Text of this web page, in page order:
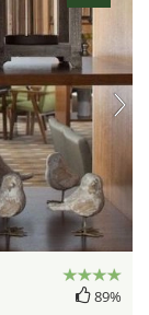
89%